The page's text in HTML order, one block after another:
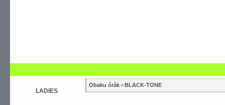
LADIES
Obaku órák>BLACK-TONE